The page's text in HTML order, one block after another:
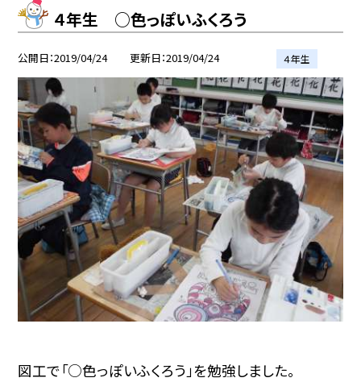
４年生 ○色っぽいふくろう
公開日 2019/04/24 更新日 2019/04/24 ４年生
図工で「○色っぽいふくろう」を勉強しました。